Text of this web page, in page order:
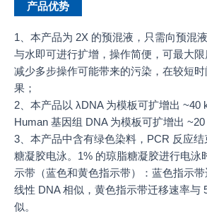
产品优势
1、本产品为 2X 的预混液，只需向预混
与水即可进行扩增，操作简便，可最大限
减少多步操作可能带来的污染，在较短
果；
2、本产品以 λDNA 为模板可扩增出 ~40
Human 基因组 DNA 为模板可扩增出 ~20
3、本产品中含有绿色染料，PCR 反应
糖凝胶电泳。1% 的琼脂糖凝胶进行电泳
示带（蓝色和黄色指示带）：蓝色指示
线性 DNA 相似，黄色指示带迁移速率与
似。